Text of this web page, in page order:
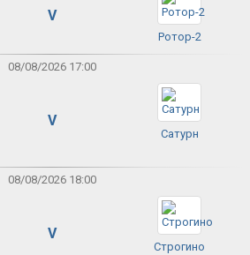
V
Ротор-2
08/08/2026 17:00
V
Сатурн
08/08/2026 18:00
V
Строгино